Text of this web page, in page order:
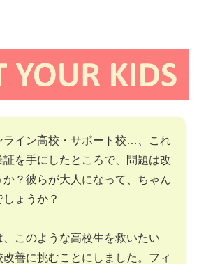
ライン高校・サポート校…、これ
証を手にしたところで、問題は改
？彼らが大人になって、ちゃん
ょうか？
このような高校生を救いたい
善に挑むことにしました。フィ